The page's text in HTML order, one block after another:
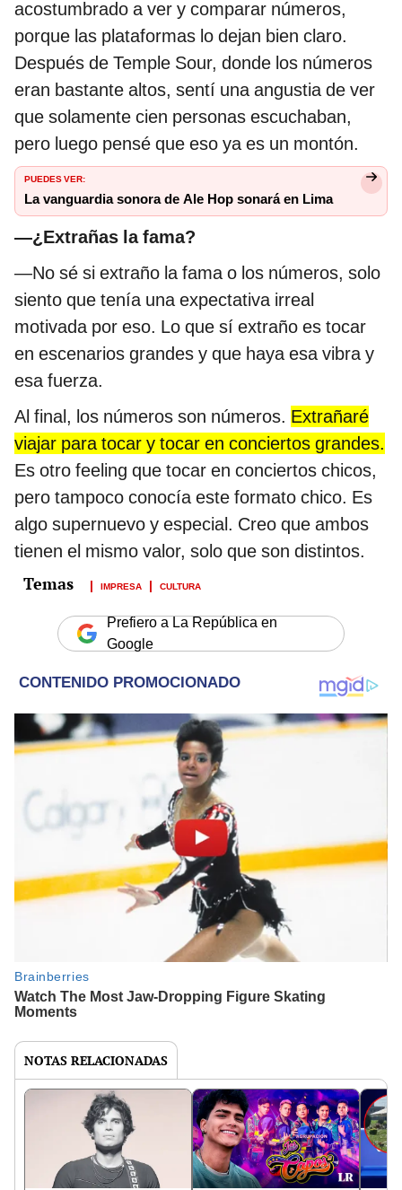
acostumbrado a ver y comparar números,
porque las plataformas lo dejan bien claro.
Después de Temple Sour, donde los números
eran bastante altos, sentí una angustia de ver
que solamente cien personas escuchaban,
pero luego pensé que eso ya es un montón.
PUEDES VER:
La vanguardia sonora de Ale Hop sonará en Lima
—¿Extrañas la fama?
—No sé si extraño la fama o los números, solo
siento que tenía una expectativa irreal
motivada por eso. Lo que sí extraño es tocar
en escenarios grandes y que haya esa vibra y
esa fuerza.
Al final, los números son números. Extrañaré
viajar para tocar y tocar en conciertos grandes.
Es otro feeling que tocar en conciertos chicos,
pero tampoco conocía este formato chico. Es
algo supernuevo y especial. Creo que ambos
tienen el mismo valor, solo que son distintos.
IMPRESA CULTURA
Prefiero a La República en
Google
NOTAS RELACIONADAS